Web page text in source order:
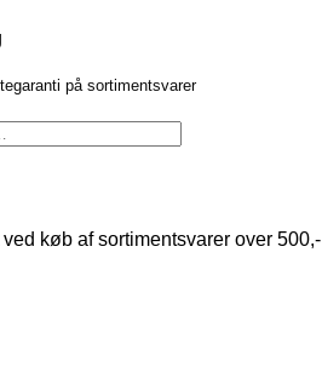
på sortimentsvarer
ved køb af sortimentsvarer over 500,-